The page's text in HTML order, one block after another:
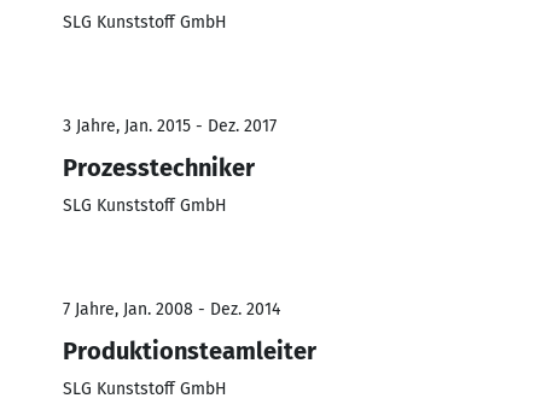
SLG Kunststoff GmbH
3 Jahre, Jan. 2015 - Dez. 2017
Prozesstechniker
SLG Kunststoff GmbH
7 Jahre, Jan. 2008 - Dez. 2014
Produktionsteamleiter
SLG Kunststoff GmbH